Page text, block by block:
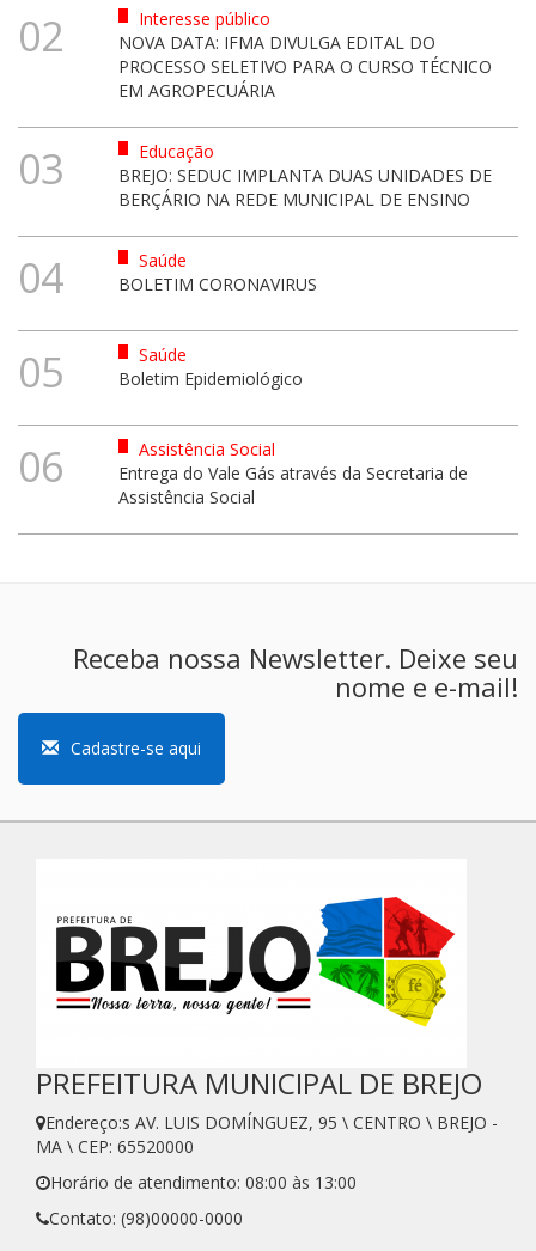
02
Interesse público
NOVA DATA: IFMA DIVULGA EDITAL DO
PROCESSO SELETIVO PARA O CURSO TÉCNICO
EM AGROPECUÁRIA
03
Educação
BREJO: SEDUC IMPLANTA DUAS UNIDADES DE
BERÇÁRIO NA REDE MUNICIPAL DE ENSINO
04
Saúde
BOLETIM CORONAVIRUS
05
Saúde
Boletim Epidemiológico
06
Assistência Social
Entrega do Vale Gás através da Secretaria de
Assistência Social
Receba nossa Newsletter. Deixe seu
nome e e-mail!
Cadastre-se aqui
PREFEITURA MUNICIPAL DE BREJO
Endereço:s AV. LUIS DOMÍNGUEZ, 95 \ CENTRO \ BREJO -
MA \ CEP: 65520000
Horário de atendimento: 08:00 às 13:00
Contato: (98)00000-0000